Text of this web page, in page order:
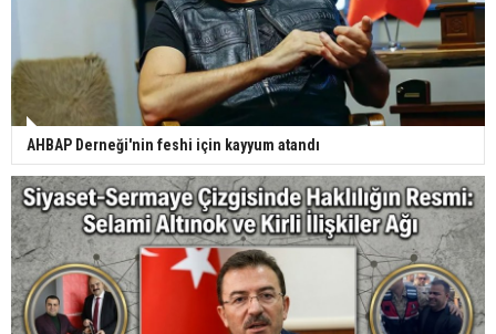
AHBAP Derneği'nin feshi için kayyum atandı